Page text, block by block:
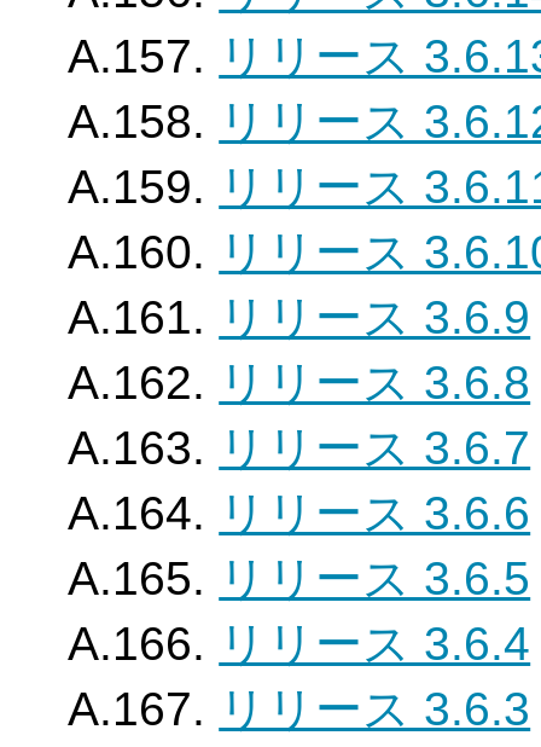
A.157. リリース
A.158. リリース
A.159. リリース
A.160. リリース
A.161. リリース 3.6.9
A.162. リリース 3.6.8
A.163. リリース 3.6.7
A.164. リリース 3.6.6
A.165. リリース 3.6.5
A.166. リリース 3.6.4
A.167. リリース 3.6.3